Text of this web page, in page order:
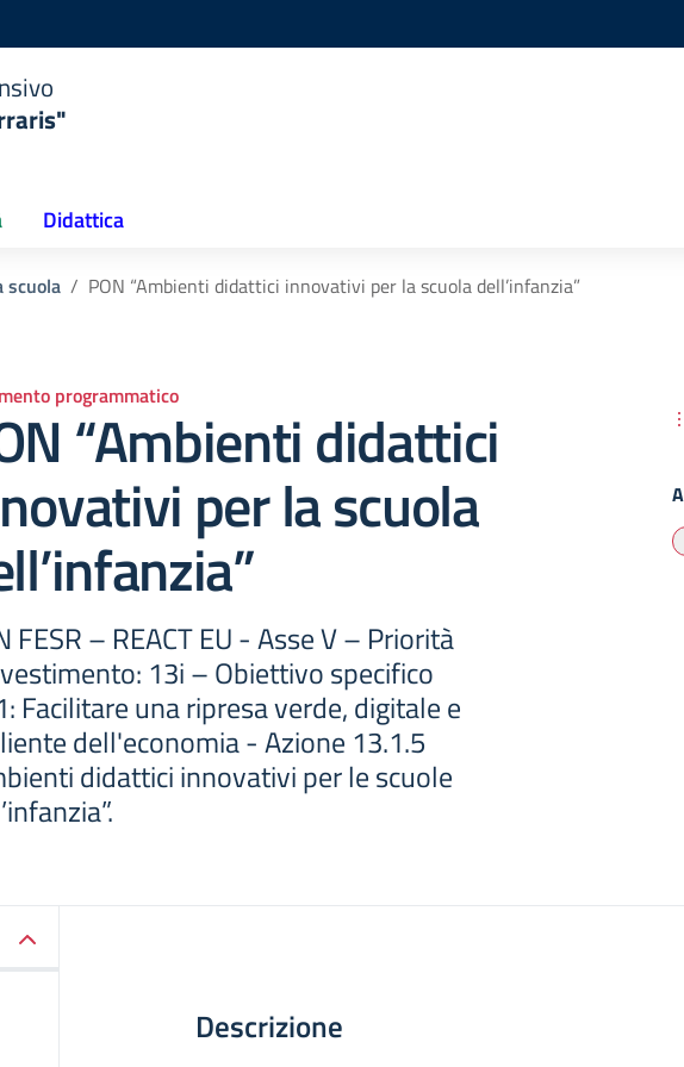
Didattica
scuola PON “Ambienti didattici innovativi per la scuola dell’infanzia”
programmatico
“Ambienti didattici
per la scuola
FESR – REACT EU - Asse V – Priorità
13i – Obiettivo specifico
Facilitare una ripresa verde, digitale e
dell'economia - Azione 13.1.5
didattici innovativi per le scuole
Descrizione